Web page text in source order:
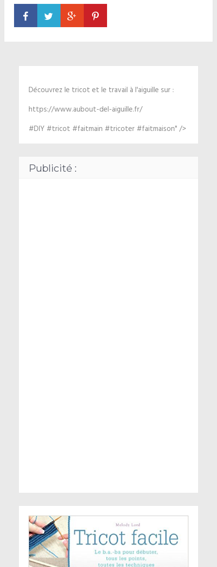
Découvrez le tricot et le travail à l'aiguille sur :
https://www.aubout-del-aiguille.fr/
#DIY #tricot #faitmain #tricoter #faitmaison" />
Publicité :